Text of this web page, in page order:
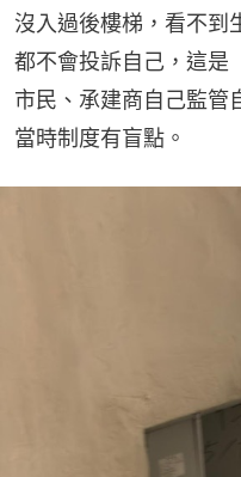
沒入過後樓梯，看不到
都不會投訴自己，這是
市民、承建商自己監管
當時制度有盲點。